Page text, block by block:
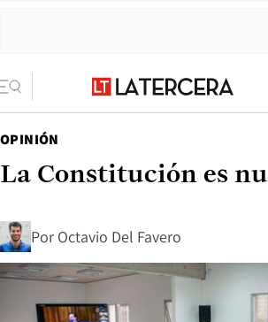
OPINIÓN
La Constitución es
Por Octavio Del Favero